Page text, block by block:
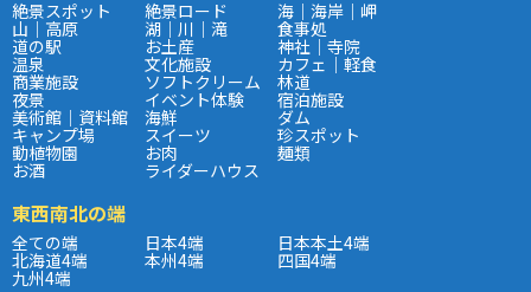
絶景スポット 絶景ロード 海｜海岸｜岬
山｜高原 湖｜川｜滝 食事処
道の駅 お土産 神社｜寺院
温泉 文化施設 カフェ｜軽食
商業施設 ソフトクリーム 林道
夜景 イベント体験 宿泊施設
美術館｜資料館 海鮮 ダム
キャンプ場 スイーツ 珍スポット
動植物園 お肉 麺類
お酒 ライダーハウス
東西南北の端
全ての端 日本4端 日本本土4端
北海道4端 本州4端 四国4端
九州4端